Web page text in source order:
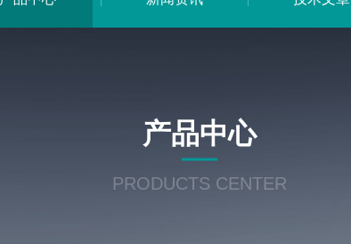
产品中心
PRODUCTS CENTER